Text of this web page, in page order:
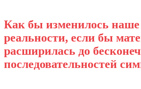
Как бы изменилось наше
реальности, если бы
расширилась до
последовательностей